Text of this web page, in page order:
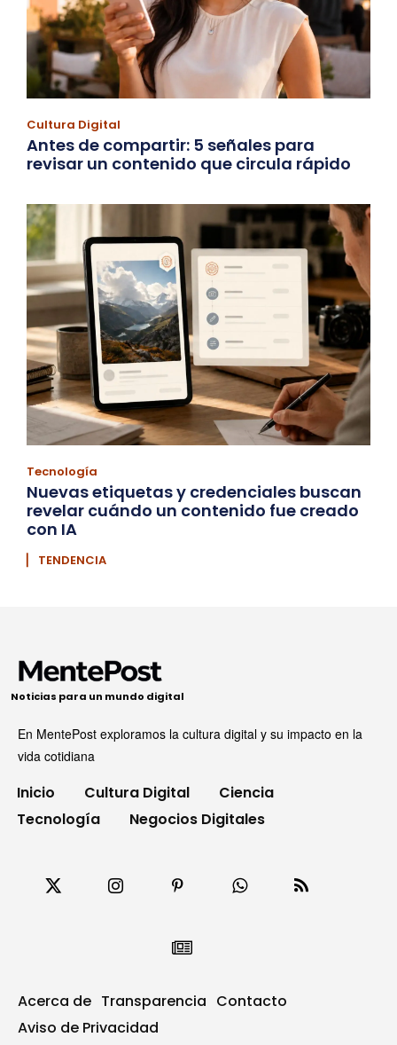
Cultura Digital
Antes de compartir: 5 señales para
revisar un contenido que circula rápido
Tecnología
Nuevas etiquetas y credenciales buscan
revelar cuándo un contenido fue creado
con IA
▏ TENDENCIA
Noticias para un mundo digital
En MentePost exploramos la cultura digital y su impacto en la
vida cotidiana
Inicio Cultura Digital
Ciencia
Tecnología
Negocios Digitales
Acerca de Transparencia Contacto
Aviso de Privacidad